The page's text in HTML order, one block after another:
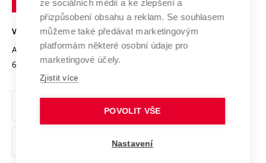
Open Science
Projekty
Projekty ze strukturálních fondů
Specifický výzkum
Univerzitní sítě
Bezpečná univerzita
Vyznamenání
Organizační struktura
Ochrana osobních údajů
odkaz)
VYSOKÉ UČENÍ TECHNICKÉ V BRNĚ
Antonínská 548/1
602 00 Brno
www.vut.cz
vut@vutbr.cz
ze sociálních médií a ke zlepšení a
přizpůsobení obsahu a reklam. Se souhlasem
můžeme také předávat marketingovým
platformám některé osobní údaje pro
marketingové účely.
Zjistit více
POVOLIT VŠE
Nastavení